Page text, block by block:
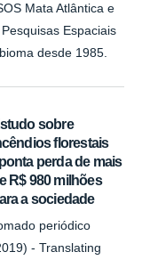
Mata Atlântica e
Espaciais
desde 1985.
sobre
florestais
perda de mais
R$ 980 milhões
a sociedade
periódico
- Translating